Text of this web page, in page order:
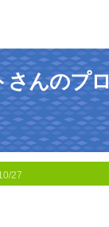
さんのプ
27